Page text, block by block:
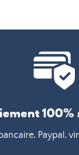
100%
Paypal,